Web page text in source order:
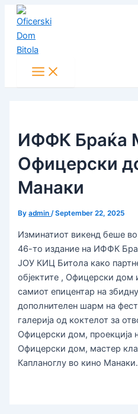
Skip
content
ИФФК Браќа
Офицерски
Манаки
Byadmin/September 22, 2025
Изминатиот викенд беше во
46-то издание на ИФФК
ЈОУ КИЦ Битола како
објектите , Офицерски
самиот епицентар на
дополнителен шарм на
галерија од коктелот за
Офицерски дом, проекција
Офицерски дом, мастер
Капланоглу во кино
Post
navigation